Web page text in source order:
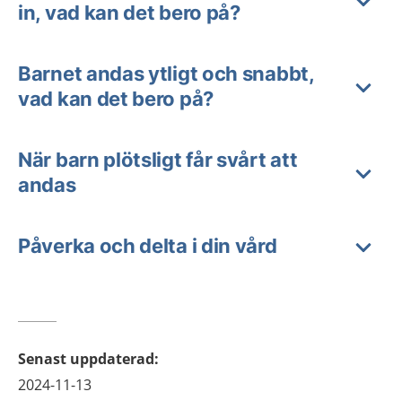
in, vad kan det bero på?
Barnet andas ytligt och snabbt,
vad kan det bero på?
När barn plötsligt får svårt att
andas
Påverka och delta i din vård
Senast uppdaterad:
2024-11-13